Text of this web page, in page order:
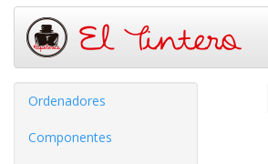
Ordenadores
Componentes